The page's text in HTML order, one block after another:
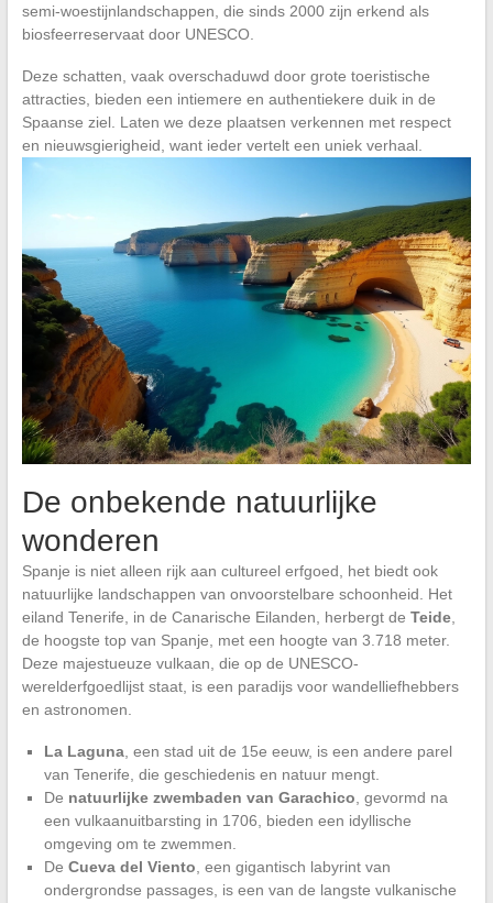
semi-woestijnlandschappen, die sinds 2000 zijn erkend als
biosfeerreservaat door UNESCO.
Deze schatten, vaak overschaduwd door grote toeristische
attracties, bieden een intiemere en authentiekere duik in de
Spaanse ziel. Laten we deze plaatsen verkennen met respect
en nieuwsgierigheid, want ieder vertelt een uniek verhaal.
De onbekende natuurlijke
wonderen
Spanje is niet alleen rijk aan cultureel erfgoed, het biedt ook
natuurlijke landschappen van onvoorstelbare schoonheid. Het
eiland Tenerife, in de Canarische Eilanden, herbergt de Teide,
de hoogste top van Spanje, met een hoogte van 3.718 meter.
Deze majestueuze vulkaan, die op de UNESCO-
werelderfgoedlijst staat, is een paradijs voor wandelliefhebbers
en astronomen.
La Laguna, een stad uit de 15e eeuw, is een andere parel
van Tenerife, die geschiedenis en natuur mengt.
De natuurlijke zwembaden van Garachico, gevormd na
een vulkaanuitbarsting in 1706, bieden een idyllische
omgeving om te zwemmen.
De Cueva del Viento, een gigantisch labyrint van
ondergrondse passages, is een van de langste vulkanische